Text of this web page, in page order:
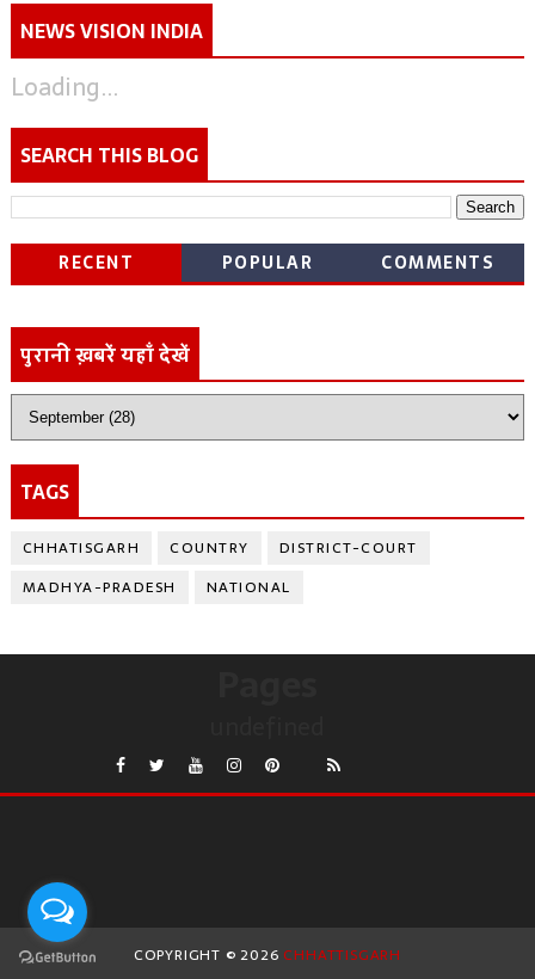
NEWS VISION INDIA
Loading...
SEARCH THIS BLOG
RECENT POPULAR COMMENTS
पुरानी ख़बरें यहाँ देखें
TAGS
CHHATISGARH COUNTRY
DISTRICT-COURT
MADHYA-PRADESH
NATIONAL
COPYRIGHT ©2026 CHHATTISGARH